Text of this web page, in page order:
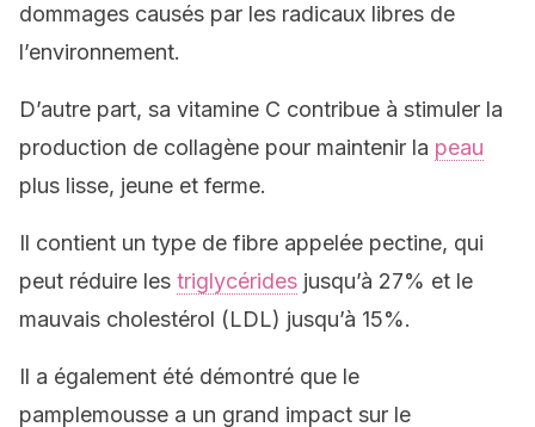
dommages causés par les radicaux libres de
l’environnement.
D’autre part, sa vitamine C contribue à stimuler la
production de collagène pour maintenir la peau
plus lisse, jeune et ferme.
Il contient un type de fibre appelée pectine, qui
peut réduire les triglycérides jusqu’à 27% et le
mauvais cholestérol (LDL) jusqu’à 15%.
Il a également été démontré que le
pamplemousse a un grand impact sur le